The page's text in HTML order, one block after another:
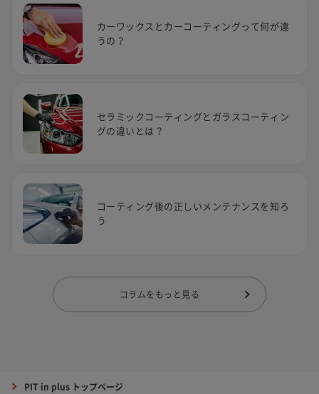
カーワックスとカーコーティングって何が違
うの？
セラミックコーティングとガラスコーティン
グの違いとは？
コーティング後の正しいメンテナンスを知ろ
う
コラムをもっと見る
PIT in plus トップページ